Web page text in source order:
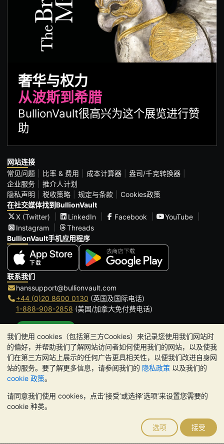
我们使用 cookies（包括第三方Cookies）来记录您使用我们网站时
的偏好，并帮助我们了解网站访问者如何使用我们的网站，以及使我
们在第三方网站上展示的任何广告更具相关性，以便我们改进自身网
站的服务。要了解更多信息，请参阅我们的 隐私政策 以及我们的
cookie 政策。
请同意我们使用 cookies，点击‘接受’或选择‘选项’来设置您需要的
cookie 种类。
选项 接受
奢华与权力
从波斯到希腊
BullionVault很高兴为这个展览进行赞
助
网站连接
常见问题
比率 & 费用 成本计算器
盎司/千克转换器
企业服务
推介人计划
隐私声明
税收策略 规定与条款
Cookies政策
在社交媒体找到BullionVault
X (Twitter)
LinkedIn Facebook
YouTube
Instagram
Threads
BullionVault手机应用程序
联系我们
hanssupport@bullionvault.com
+44 (0)20 8600 0130 (英国及国际电话)
1-888-908-2858 (美国/加拿大免付费电话)
办公时间:
9am to 8:30pm (英国时间), 周一至周五
Galmarley Ltd T/A BullionVault
3 Shortlands (7th Floor)
London
W6 8DA
贵金属的价值可能下跌也可能上涨。历史趋势不能保证未来
的价格走势。BullionVault 网站及其任何通讯中的任何内容均不构成